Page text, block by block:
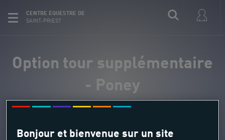
CENTRE ÉQUESTRE DE
SAINT-PRIEST
Option tour supplémentaire
- Poney
Bonjour et bienvenue sur un site